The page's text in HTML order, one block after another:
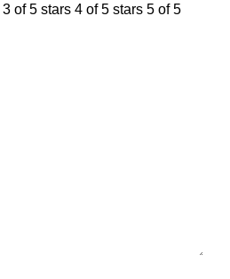
3 of 5 stars 4 of 5 stars 5 of 5